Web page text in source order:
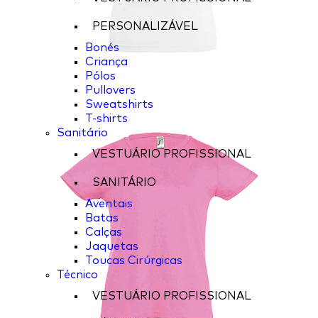
PERSONALIZÁVEL
Bonés
Criança
Pólos
Pullovers
Sweatshirts
T-shirts
Sanitário
VESTUÁRIO PROFISSIONAL
SANITÁRIO
Aventais
Batas
Calças
Jaquetas
Toucas Cirúrgicas
Técnico
VESTUÁRIO PROFISSIONAL